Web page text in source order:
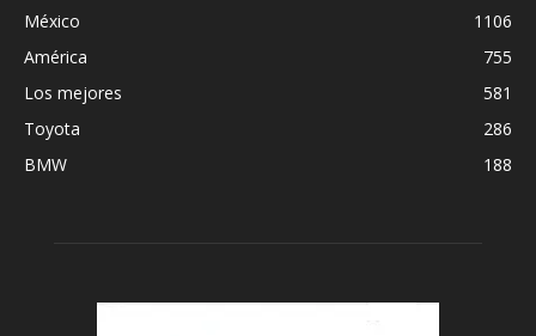
México
1106
América
755
Los mejores
581
Toyota
286
BMW
188